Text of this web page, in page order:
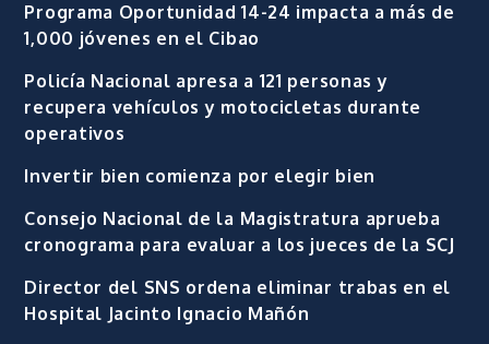
Programa Oportunidad 14-24 impacta a más de
1,000 jóvenes en el Cibao
Policía Nacional apresa a 121 personas y
recupera vehículos y motocicletas durante
operativos
Invertir bien comienza por elegir bien
Consejo Nacional de la Magistratura aprueba
cronograma para evaluar a los jueces de la SCJ
Director del SNS ordena eliminar trabas en el
Hospital Jacinto Ignacio Mañón